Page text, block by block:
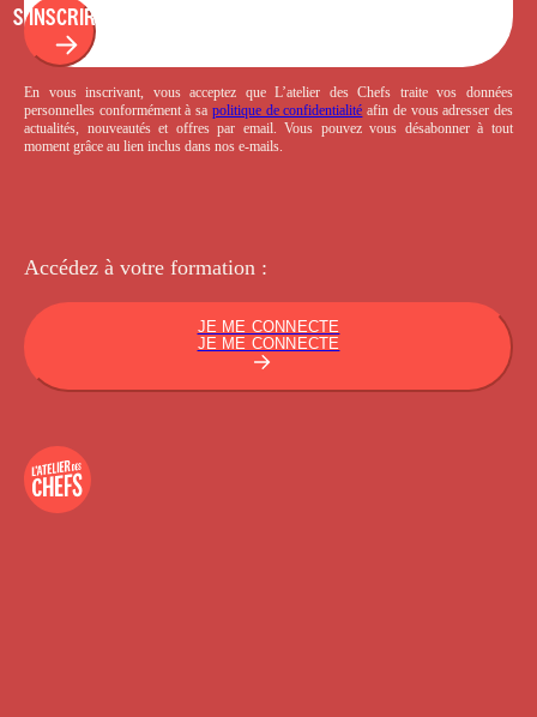
S'INSCRIRE
En vous inscrivant, vous acceptez que L’atelier des Chefs traite vos données
personnelles conformément à sa politique de confidentialité afin de vous adresser des
actualités, nouveautés et offres par email. Vous pouvez vous désabonner à tout
moment grâce au lien inclus dans nos e-mails.
Accédez à votre formation :
JE ME CONNECTE
JE ME CONNECTE